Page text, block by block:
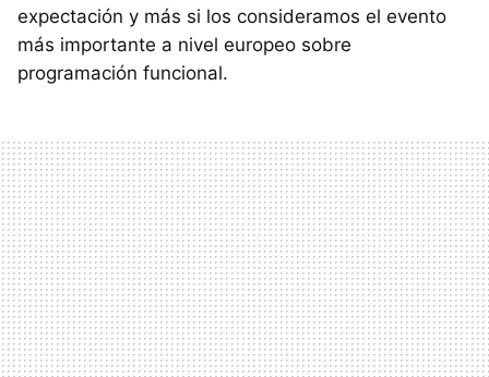
expectación y más si los consideramos el evento
más importante a nivel europeo sobre
programación funcional.